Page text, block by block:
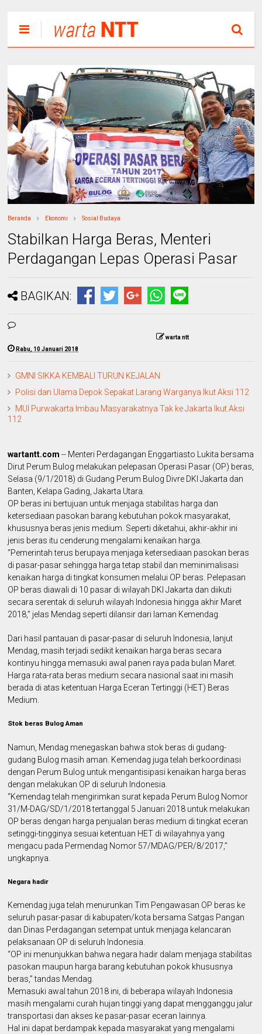
Beranda Ekonomi Sosial Budaya
Stabilkan Harga Beras, Menteri
Perdagangan Lepas Operasi Pasar
BAGIKAN:
warta ntt
Rabu, 10 Januari 2018
GMNI SIKKA KEMBALI TURUN KEJALAN
Polisi dan Ulama Depok Sepakat Larang Warganya Ikut Aksi 112
MUI Purwakarta Imbau Masyarakatnya Tak ke Jakarta Ikut Aksi
112
wartantt.com -- Menteri Perdagangan Enggartiasto Lukita bersama
Dirut Perum Bulog melakukan pelepasan Operasi Pasar (OP) beras,
Selasa (9/1/2018) di Gudang Perum Bulog Divre DKI Jakarta dan
Banten, Kelapa Gading, Jakarta Utara.
OP beras ini bertujuan untuk menjaga stabilitas harga dan
ketersediaan pasokan barang kebutuhan pokok masyarakat,
khususnya beras jenis medium. Seperti diketahui, akhir-akhir ini
jenis beras itu cenderung mengalami kenaikan harga.
“Pemerintah terus berupaya menjaga ketersediaan pasokan beras
di pasar-pasar sehingga harga tetap stabil dan meminimalisasi
kenaikan harga di tingkat konsumen melalui OP beras. Pelepasan
OP beras diawali di 10 pasar di wilayah DKI Jakarta dan diikuti
secara serentak di seluruh wilayah Indonesia hingga akhir Maret
2018,” jelas Mendag seperti dilansir dari laman Kemendag.
Dari hasil pantauan di pasar-pasar di seluruh Indonesia, lanjut
Mendag, masih terjadi sedikit kenaikan harga beras secara
kontinyu hingga memasuki awal panen raya pada bulan Maret.
Harga rata-rata beras medium secara nasional saat ini masih
berada di atas ketentuan Harga Eceran Tertinggi (HET) Beras
Medium.
Stok beras Bulog Aman
Namun, Mendag menegaskan bahwa stok beras di gudang-
gudang Bulog masih aman. Kemendag juga telah berkoordinasi
dengan Perum Bulog untuk mengantisipasi kenaikan harga beras
dengan melakukan OP di seluruh Indonesia.
“Kemendag telah mengirimkan surat kepada Perum Bulog Nomor
31/M-DAG/SD/1/2018 tertanggal 5 Januari 2018 untuk melakukan
OP beras dengan harga penjualan beras medium di tingkat eceran
setinggi-tingginya sesuai ketentuan HET di wilayahnya yang
mengacu pada Permendag Nomor 57/MDAG/PER/8/2017,”
ungkapnya.
Negara hadir
Kemendag juga telah menurunkan Tim Pengawasan OP beras ke
seluruh pasar-pasar di kabupaten/kota bersama Satgas Pangan
dan Dinas Perdagangan setempat untuk menjaga kelancaran
pelaksanaan OP di seluruh Indonesia.
“OP ini menunjukkan bahwa negara hadir dalam menjaga stabilitas
pasokan maupun harga barang kebutuhan pokok khususnya
beras,” tandas Mendag.
Memasuki awal tahun 2018 ini, di beberapa wilayah Indonesia
masih mengalami curah hujan tinggi yang dapat mengganggu jalur
transportasi dan akses ke pasar-pasar eceran lainnya.
Hal ini dapat berdampak kepada masyarakat yang mengalami